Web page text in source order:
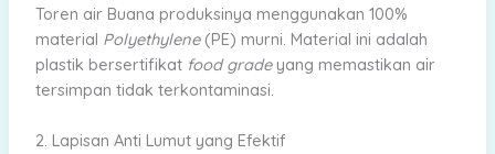
Toren air Buana produksinya menggunakan 100%
material Polyethylene(PE) murni. Material ini adalah
plastik bersertifikat food grade yang memastikan air
tersimpan tidak terkontaminasi.
2. Lapisan Anti Lumut yang Efektif